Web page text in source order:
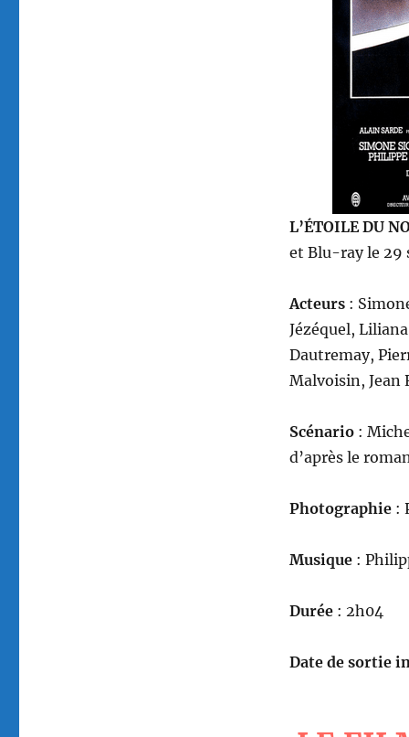
L’ÉTOILE DU
et Blu-ray le 29
Acteurs:
Jézéquel,
Dautremay,
Malvoisin, Jean
Scénario :
d’après le
Photographie:
Musique :
Durée: 2h04
Date de sortie